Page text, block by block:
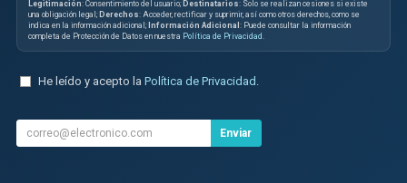
Legitimación: Consentimiento del usuario; Destinatarios: Solo se realizan cesiones si existe
una obligación legal; Derechos: Acceder, rectificar y suprimir, así como otros derechos, como se
indica en la información adicional; Información Adicional : Puede consultar la información
completa de Protección de Datos en nuestra Política de Privacidad.
He leído y acepto la Política de Privacidad .
Enviar